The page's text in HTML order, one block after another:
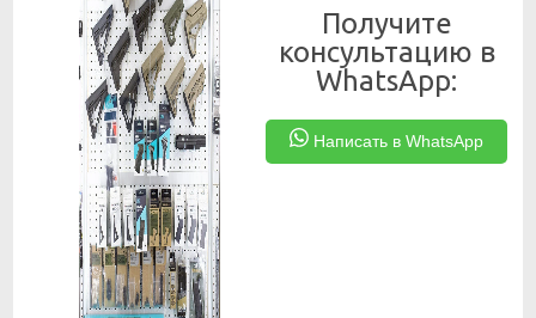
Получите
консультацию в
WhatsApp:
Написать в WhatsApp